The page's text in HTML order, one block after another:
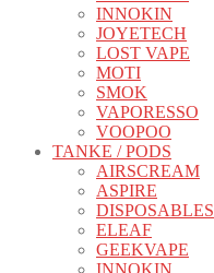
INNOKIN
JOYETECH
LOST VAPE
MOTI
SMOK
VAPORESSO
VOOPOO
TANKE / PODS
AIRSCREAM
ASPIRE
DISPOSABLES
ELEAF
GEEKVAPE
INNOKIN